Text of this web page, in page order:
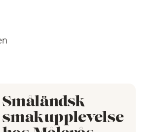
Småländsk
smakupplevelse